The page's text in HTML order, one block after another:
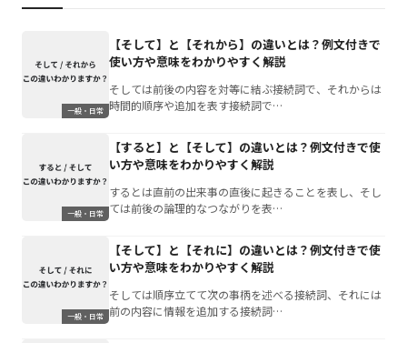
一般・日常
【そして】と【それから】の違いとは？例文付きで
使い方や意味をわかりやすく解説
そしては前後の内容を対等に結ぶ接続詞で、それからは
時間的順序や追加を表す接続詞で…
一般・日常
【すると】と【そして】の違いとは？例文付きで使
い方や意味をわかりやすく解説
するとは直前の出来事の直後に起きることを表し、そし
ては前後の論理的なつながりを表…
一般・日常
【そして】と【それに】の違いとは？例文付きで使
い方や意味をわかりやすく解説
そしては順序立てて次の事柄を述べる接続詞、それには
前の内容に情報を追加する接続詞…